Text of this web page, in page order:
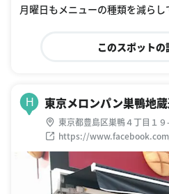
月曜日もメニューの種類を減ら
このスポットの
H 東京メロンパン巣鴨地
東京都豊島区巣鴨４丁目１９
https://